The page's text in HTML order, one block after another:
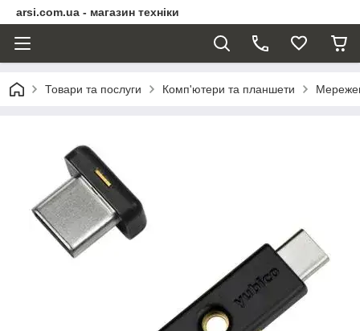
arsi.com.ua - магазин техніки
Товари та послуги Комп'ютери та планшети